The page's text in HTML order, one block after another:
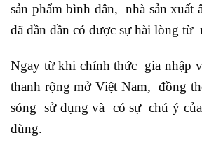
sản phẩm bình dân, nhà sản xuất
đã dần dần có được sự hài lòng từ
Ngay từ khi chính thức gia nhập
thanh rộng mở Việt Nam, đồng
sóng sử dụng và có sự chú ý
dùng.